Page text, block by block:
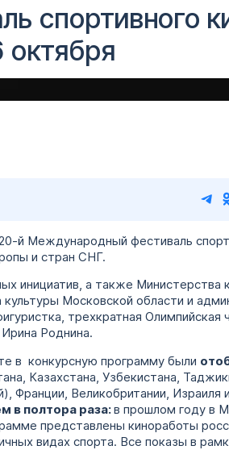
спортивного
октября
й Международный фестиваль
и стран СНГ.
инициатив, а также Министерства
Московской области и
трехкратная Олимпийская
Роднина.
в конкурсную программу были
Казахстана, Узбекистана,
Франции, Великобритании,
в полтора раза:в прошлом году в
представлены киноработы
видах спорта. Все показы в